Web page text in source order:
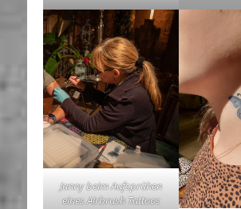
Janny beim Aufsprühen
eines Airbrush Tattoos